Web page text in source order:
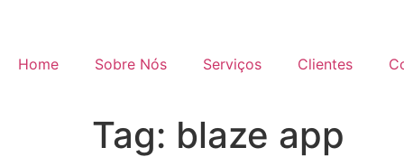
Home Sobre Nós Serviços Clientes
Tag: blaze app